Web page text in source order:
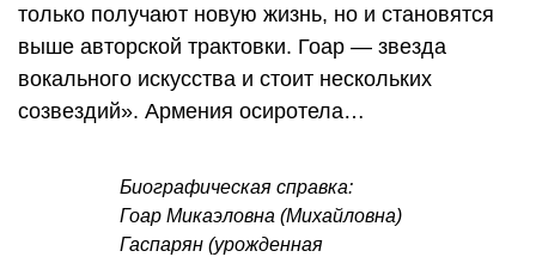
только получают новую жизнь, но и становятся
выше авторской трактовки. Гоар — звезда
вокального искусства и стоит нескольких
созвездий». Армения осиротела…
Биографическая справка:
Гоар Микаэловна (Михайловна)
Гаспарян (урожденная